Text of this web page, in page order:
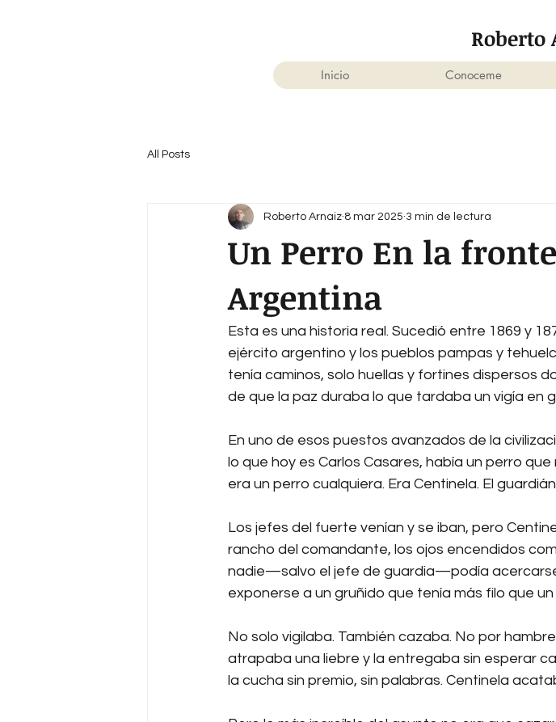
Roberto
Inicio Conoceme
All Posts
Un Perro En la
Argentina
Roberto Arnaiz 8 mar 2025 3 min de lectura
Esta es una historia real. Sucedió entre 1869 y
ejército argentino y los pueblos pampas y
tenía caminos, solo huellas y fortines dispersos
de que la paz duraba lo que tardaba un vigía en
En uno de esos puestos avanzados de la
lo que hoy es Carlos Casares, había un perro
era un perro cualquiera. Era Centinela. El
Los jefes del fuerte venían y se iban, pero
rancho del comandante, los ojos encendidos
nadie—salvo el jefe de guardia—podía
exponerse a un gruñido que tenía más filo que un
No solo vigilaba. También cazaba. No por
atrapaba una liebre y la entregaba sin esperar
la cucha sin premio, sin palabras. Centinela